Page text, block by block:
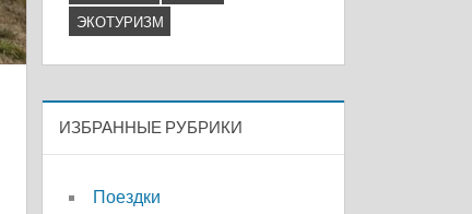
ЭКОТУРИЗМ
ИЗБРАННЫЕ РУБРИКИ
Поездки